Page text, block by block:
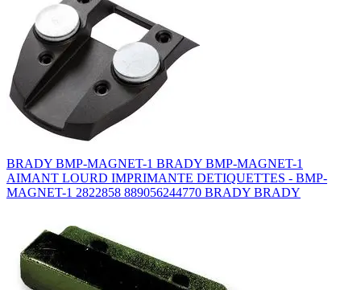
BRADY BMP-MAGNET-1 BRADY BMP-MAGNET-1
AIMANT LOURD IMPRIMANTE DETIQUETTES - BMP-
MAGNET-1 2822858 889056244770 BRADY BRADY